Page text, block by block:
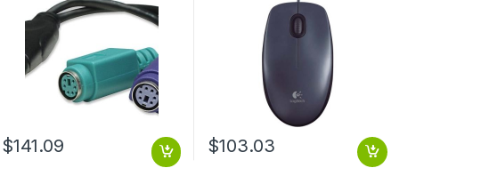
TECLADO Y MOUSE
$141.09 $103.03